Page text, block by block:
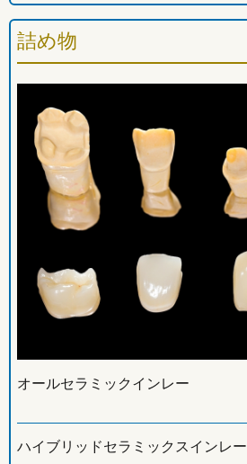
詰め物
オールセラミックインレー
ハイブリッドセラミックスインレー